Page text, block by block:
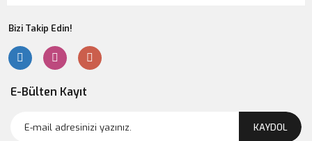
Bizi Takip Edin!
E-Bülten Kayıt
KAYDOL